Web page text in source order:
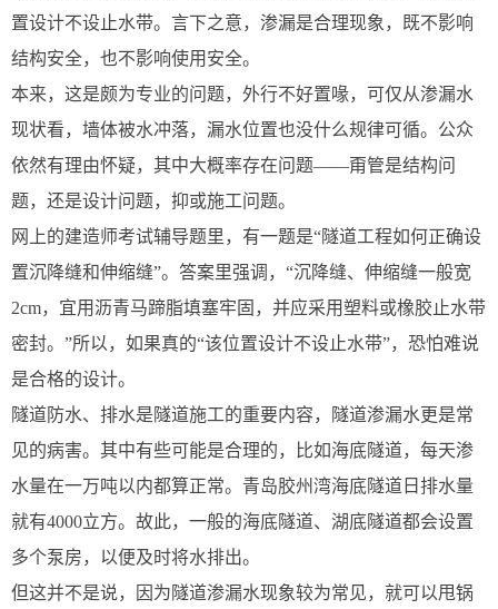
置设计不设止水带。言下之意，渗漏是合理现象，既不影响
结构安全，也不影响使用安全。
本来，这是颇为专业的问题，外行不好置喙，可仅从渗漏水
现状看，墙体被水冲落，漏水位置也没什么规律可循。公众
依然有理由怀疑，其中大概率存在问题——甭管是结构问
题，还是设计问题，抑或施工问题。
网上的建造师考试辅导题里，有一题是“隧道工程如何正确设
置沉降缝和伸缩缝”。答案里强调，“沉降缝、伸缩缝一般宽
2cm，宜用沥青马蹄脂填塞牢固，并应采用塑料或橡胶止水带
密封。”所以，如果真的“该位置设计不设止水带”，恐怕难说
是合格的设计。
隧道防水、排水是隧道施工的重要内容，隧道渗漏水更是常
见的病害。其中有些可能是合理的，比如海底隧道，每天渗
水量在一万吨以内都算正常。青岛胶州湾海底隧道日排水量
就有4000立方。故此，一般的海底隧道、湖底隧道都会设置
多个泵房，以便及时将水排出。
但这并不是说，因为隧道渗漏水现象较为常见，就可以甩锅